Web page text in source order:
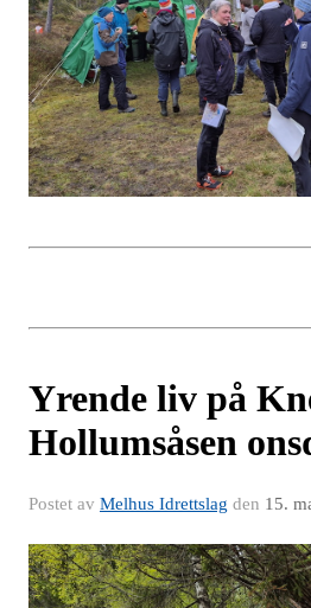
Yrende liv på
Hollumsåsen
Postet av Melhus Idrettslag den 15.